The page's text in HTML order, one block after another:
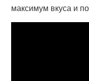
максимум вкуса и